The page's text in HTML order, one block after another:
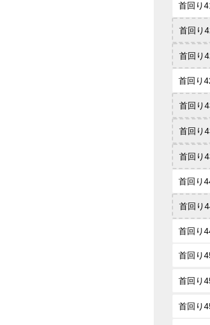
首回り
首回り
首回り
首回り
首回り
首回り
首回り
首回り
首回り
首回り
首回り
首回り
首回り